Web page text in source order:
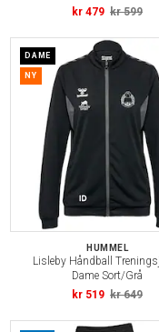
kr 479 kr 599
DAME
NY
HUMMEL
Lisleby Håndball
Dame Sort/Grå
kr 519 kr 649